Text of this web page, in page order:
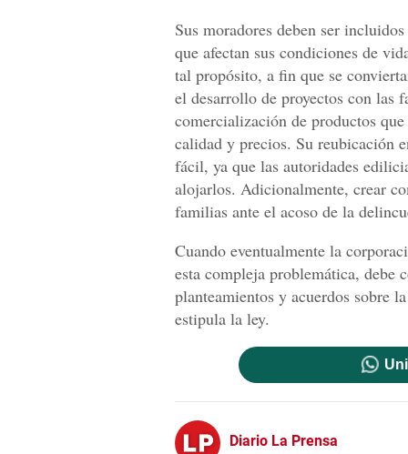
Sus moradores deben ser
que afectan sus condiciones de
tal propósito, a fin que se
el desarrollo de proyectos con las
comercialización de productos
calidad y precios. Su reubicación
fácil, ya que las autoridades
alojarlos. Adicionalmente, crear
familias ante el acoso de la
Cuando eventualmente la
esta compleja problemática, debe
planteamientos y acuerdos sobre
estipula la ley.
Diario La Prensa